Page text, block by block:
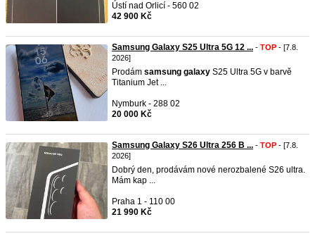
Ústí nad Orlicí - 560 02
42 900 Kč
Samsung Galaxy S25 Ultra 5G 12 ... - TOP - [7.8.
2026]
Prodám samsung galaxy S25 Ultra 5G v barvě
Titanium Jet ...
Nymburk - 288 02
20 000 Kč
Samsung Galaxy S26 Ultra 256 B ... - TOP - [7.8.
2026]
Dobrý den, prodávám nové nerozbalené S26 ultra.
Mám kap ...
Praha 1 - 110 00
21 990 Kč